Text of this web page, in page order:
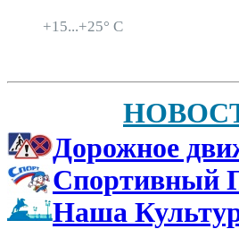
+15...+25° C
Дорожное
Спортивный
Наша